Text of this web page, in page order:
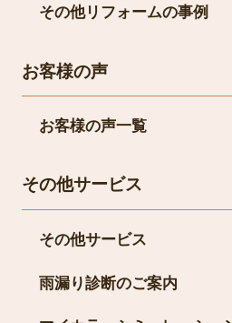
その他リフォームの事例
お客様の声
お客様の声一覧
その他サービス
その他サービス
雨漏り診断のご案内